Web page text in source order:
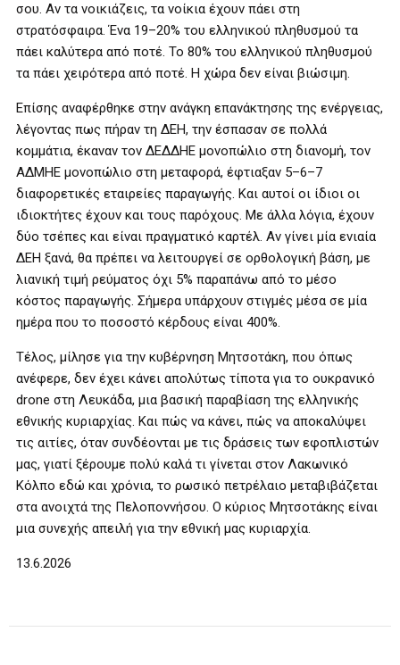
σου. Αν τα νοικιάζεις, τα νοίκια έχουν πάει στη
στρατόσφαιρα. Ένα 19–20% του ελληνικού πληθυσμού τα
πάει καλύτερα από ποτέ. Το 80% του ελληνικού πληθυσμού
τα πάει χειρότερα από ποτέ. Η χώρα δεν είναι βιώσιμη.
Επίσης αναφέρθηκε στην ανάγκη επανάκτησης της ενέργειας,
λέγοντας πως πήραν τη ΔΕΗ, την έσπασαν σε πολλά
κομμάτια, έκαναν τον ΔΕΔΔΗΕ μονοπώλιο στη διανομή, τον
ΑΔΜΗΕ μονοπώλιο στη μεταφορά, έφτιαξαν 5–6–7
διαφορετικές εταιρείες παραγωγής. Και αυτοί οι ίδιοι οι
ιδιοκτήτες έχουν και τους παρόχους. Με άλλα λόγια, έχουν
δύο τσέπες και είναι πραγματικό καρτέλ. Αν γίνει μία ενιαία
ΔΕΗ ξανά, θα πρέπει να λειτουργεί σε ορθολογική βάση, με
λιανική τιμή ρεύματος όχι 5% παραπάνω από το μέσο
κόστος παραγωγής. Σήμερα υπάρχουν στιγμές μέσα σε μία
ημέρα που το ποσοστό κέρδους είναι 400%.
Τέλος, μίλησε για την κυβέρνηση Μητσοτάκη, που όπως
ανέφερε, δεν έχει κάνει απολύτως τίποτα για το ουκρανικό
drone στη Λευκάδα, μια βασική παραβίαση της ελληνικής
εθνικής κυριαρχίας. Και πώς να κάνει, πώς να αποκαλύψει
τις αιτίες, όταν συνδέονται με τις δράσεις των εφοπλιστών
μας, γιατί ξέρουμε πολύ καλά τι γίνεται στον Λακωνικό
Κόλπο εδώ και χρόνια, το ρωσικό πετρέλαιο μεταβιβάζεται
στα ανοιχτά της Πελοποννήσου. Ο κύριος Μητσοτάκης είναι
μια συνεχής απειλή για την εθνική μας κυριαρχία.
13.6.2026